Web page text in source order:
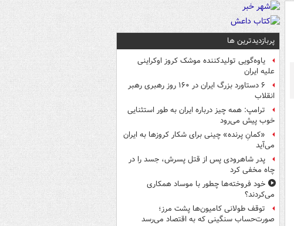
پربازدیدترین ها
یاوه‌گویی تولیدکننده موشک کروز اوکراینی
علیه ایران
۶ دستاورد بزرگ ایران در ۱۶۰ روز رهبری رهبر
انقلاب
ترامپ: همه چیز درباره ایران به طور استثنایی
خوب پیش می‌رود
«کمانِ پرنده» چینی برای شکار کروزها به ایران
می‌آید
پدر شاهرودی پس از قتل پسرش، جسد را در
چاه مخفی کرد
خود فروخته‌ها چطور با موساد همکاری
می‌کردند؟
توقف طولانی کامیون‌ها پشت مرز؛
صورت‌حساب سنگینی که به اقتصاد می‌رسد